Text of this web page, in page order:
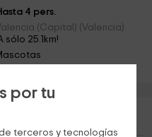
por tu
terceros y tecnologías
4 pers.
(Capital) (Valencia)
sólo 25.1km!
de José